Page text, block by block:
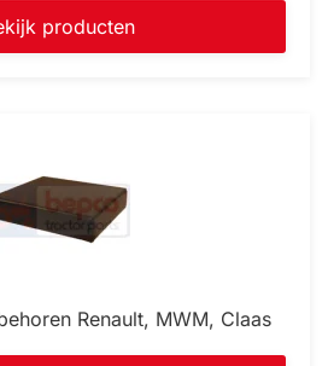
producten
Renault, MWM, Claas